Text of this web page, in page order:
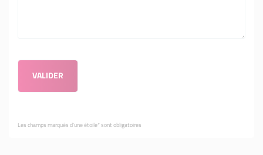
Les champs marqués d'une étoile* sont obligatoires